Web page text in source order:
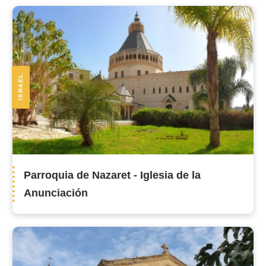
ISRAEL
Parroquia de Nazaret - Iglesia de la
Anunciación